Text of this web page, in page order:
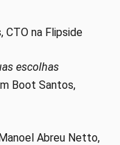
CTO na Flipside
escolhas
Boot Santos,
Abreu Netto,